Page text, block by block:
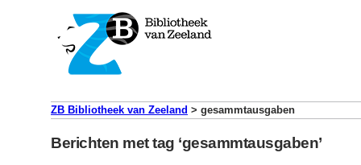
ZB Bibliotheek van Zeeland > gesammtausgaben
Berichten met tag ‘gesammtausgaben’